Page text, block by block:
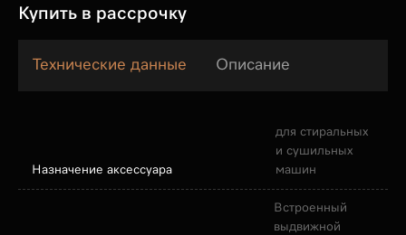
Купить в рассрочку
Технические данные Описание
Назначение аксессуара
для стиральных
и сушильных
машин
Встроенный
выдвижной